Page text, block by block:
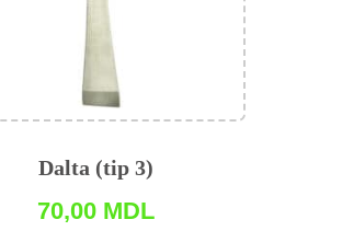
Dalta (tip 3)
70,00 MDL